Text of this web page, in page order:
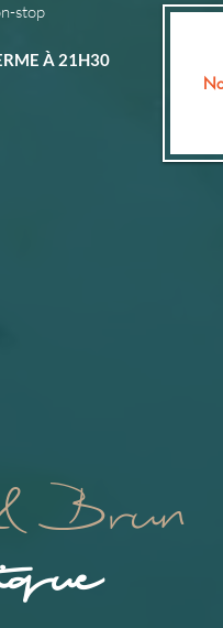
stop
À 21H30
Brun